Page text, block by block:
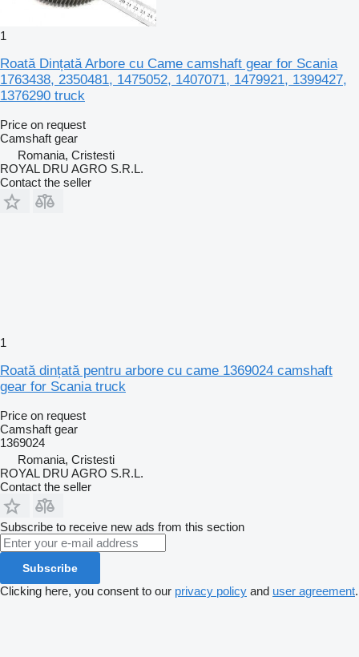
1
Roată Dințată Arbore cu Came camshaft gear for Scania
1763438, 2350481, 1475052, 1407071, 1479921, 1399427,
1376290 truck
Price on request
Camshaft gear
Romania, Cristesti
ROYAL DRU AGRO S.R.L.
Contact the seller
1
Roată dințată pentru arbore cu came 1369024 camshaft
gear for Scania truck
Price on request
Camshaft gear
1369024
Romania, Cristesti
ROYAL DRU AGRO S.R.L.
Contact the seller
Subscribe to receive new ads from this section
Subscribe
Clicking here, you consent to our privacy policy and user agreement.